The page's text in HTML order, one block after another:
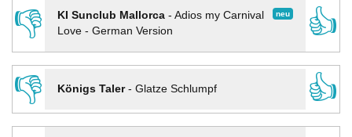
👎
neu
KI Sunclub Mallorca- Adios my Carnival
Love - German Version
👍
👎
Königs Taler- Glatze Schlumpf
👍